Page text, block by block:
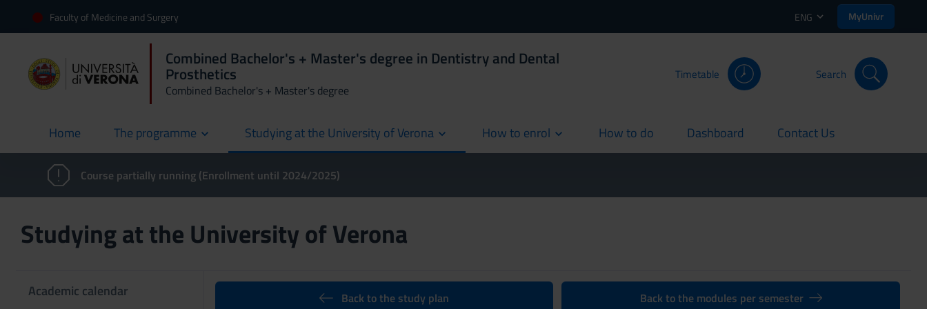
Faculty of Medicine and Surgery ENG MyUnivr
Combined Bachelor's + Master's degree in Dentistry and Dental
Prosthetics
Combined Bachelor's + Master's degree
Timetable Search
Home
current The programme Studying at the University of Verona How to enrol How to do
current Dashboard
current Contact Us
current
Course partially running (Enrollment until 2024/2025)
Studying at the University of Verona
Academic calendar Back to the study plan Back to the modules per semester